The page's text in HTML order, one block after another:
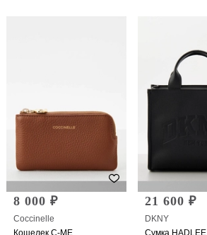
8 000 ₽
Coccinelle
Кошелек C-ME
21 600 ₽
DKNY
Сумка HADLEE